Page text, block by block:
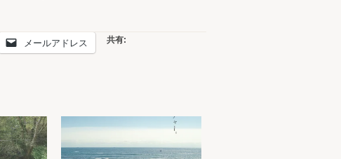
共有:
メールアドレス